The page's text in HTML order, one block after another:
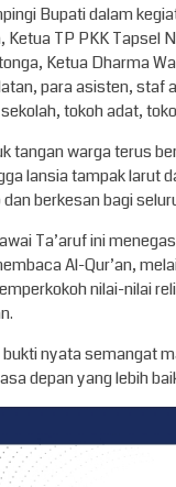
Bupati dalam
TP PKK Tapsel
Ketua Dharma
para asisten, staf
tokoh adat,
tangan warga terus
lansia tampak larut
berkesan bagi
Ta’aruf ini
Al-Qur’an,
nilai-nilai
nyata semangat
depan yang lebih